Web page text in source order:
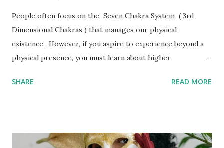
People often focus on the Seven Chakra System ( 3rd
Dimensional Chakras ) that manages our physical
existence. However, if you aspire to experience beyond a
physical presence, you must learn about higher
metaphysically and guide you in your spiritual awakening.
the Chakras, our Yog Sutras have mentioned about 114
SHARE READ MORE